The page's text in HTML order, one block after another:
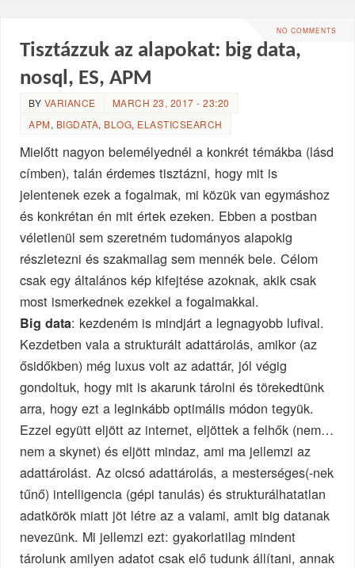
NO COMMENTS
Tisztázzuk az alapokat: big data,
nosql, ES, APM
BY VARIANCE
MARCH 23, 2017 - 23:20
APM, BIGDATA, BLOG, ELASTICSEARCH
Mielőtt nagyon belemélyednél a konkrét témákba (lásd
címben), talán érdemes tisztázni, hogy mit is
jelentenek ezek a fogalmak, mi közük van egymáshoz
és konkrétan én mit értek ezeken. Ebben a postban
véletlenül sem szeretném tudományos alapokig
részletezni és szakmailag sem mennék bele. Célom
csak egy általános kép kifejtése azoknak, akik csak
most ismerkednek ezekkel a fogalmakkal.
Big data: kezdeném is mindjárt a legnagyobb lufival.
Kezdetben vala a strukturált adattárolás, amikor (az
ősidőkben) még luxus volt az adattár, jól végig
gondoltuk, hogy mit is akarunk tárolni és törekedtünk
arra, hogy ezt a leginkább optimális módon tegyük.
Ezzel együtt eljött az internet, eljöttek a felhők (nem…
nem a skynet) és eljött mindaz, ami ma jellemzi az
adattárolást. Az olcsó adattárolás, a mesterséges(-nek
tűnő) intelligencia (gépi tanulás) és strukturálhatatlan
adatkörök miatt jöt létre az a valami, amit big datanak
nevezünk. Mi jellemzi ezt: gyakorlatilag mindent
tárolunk amilyen adatot csak elő tudunk állítani, annak